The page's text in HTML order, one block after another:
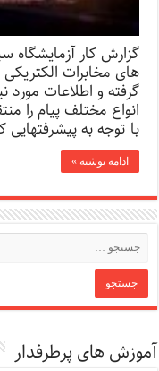
گزارش کار
های مخابرات الکتریکی
گرفته و اطلاعات مورد
انواع مختلف پیام را
با توجه به پیشرفتهایی
ادامه نوشته »
آموزش های پرطرفدار